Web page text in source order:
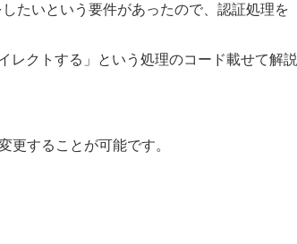
たいという要件があったので、認証処理を
レクトする」という処理のコード載せて解説
更することが可能です。